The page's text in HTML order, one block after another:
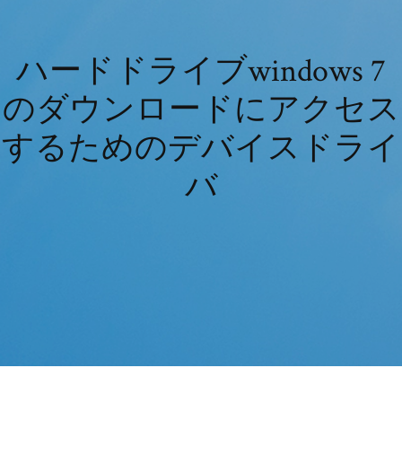
ハードドライブwindows 7
のダウンロードにアクセス
するためのデバイスドライ
バ